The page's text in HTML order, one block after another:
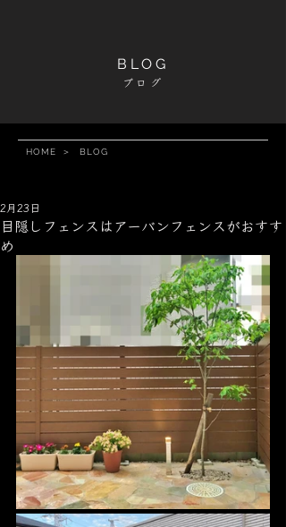
BLOG
ブログ
HOME ＞ BLOG
目隠しフェンスはアーバンフェンスがおすす
め
2月23日